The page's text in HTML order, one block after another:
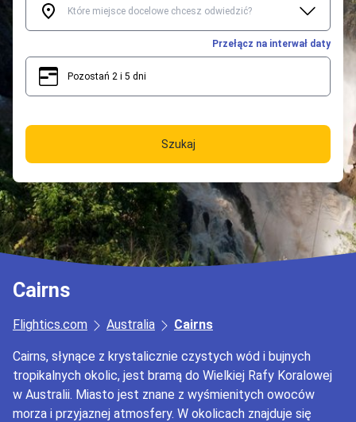
Przełącz na interwał daty
Pozostań 2 i 5 dni
Szukaj
Cairns
Flightics.com Australia Cairns
Cairns, słynące z krystalicznie czystych wód i bujnych
tropikalnych okolic, jest bramą do Wielkiej Rafy Koralowej
w Australii. Miasto jest znane z wyśmienitych owoców
morza i przyjaznej atmosfery. W okolicach znajduje się